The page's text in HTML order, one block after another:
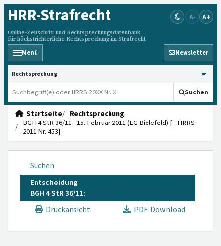
HRR-Strafrecht
Online-Zeitschrift und Rechtsprechungsdatenbank
für höchstrichterliche Rechtsprechung im Strafrecht
A- A+
Menü Newsletter
HRRS durchsuchen
Suchen
Startseite
Rechtsprechung
BGH 4 StR 36/11 - 15. Februar 2011 (LG Bielefeld) [= HRRS
2011 Nr. 453]
Suchen
Entscheidung
BGH 4 StR 36/11:
Druckansicht
PDF-Download